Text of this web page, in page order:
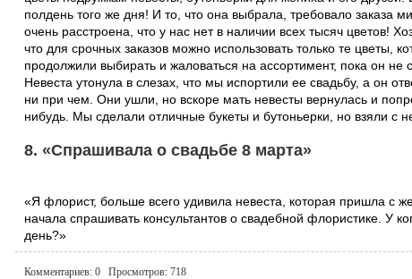
полдень того же дня! И то, что она выбрала, требовало заказа
очень расстроена, что у нас нет в наличии всех тысяч цветов!
что для срочных заказов можно использовать только те цветы,
продолжили выбирать и жаловаться на ассортимент, пока он не
Невеста утонула в слезах, что мы испортили ее свадьбу, а он
ни при чем. Они ушли, но вскоре мать невесты вернулась и
нибудь. Мы сделали отличные букеты и бутоньерки, но взяли с
8. «Спрашивала о свадьбе 8 марта»
«Я флорист, больше всего удивила невеста, которая пришла с
начала спрашивать консультантов о свадебной флористике. У
день?»
Комментариев: 0 Просмотров: 718